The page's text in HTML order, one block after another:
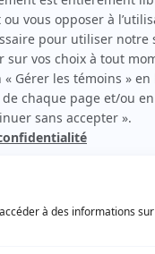
éditeur
éditeur
Auteur
devant la télé